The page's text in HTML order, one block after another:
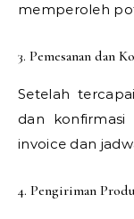
memperoleh
3. Pemesanan dan
Setelah
dan konfirmasi
invoice dan
4. Pengiriman